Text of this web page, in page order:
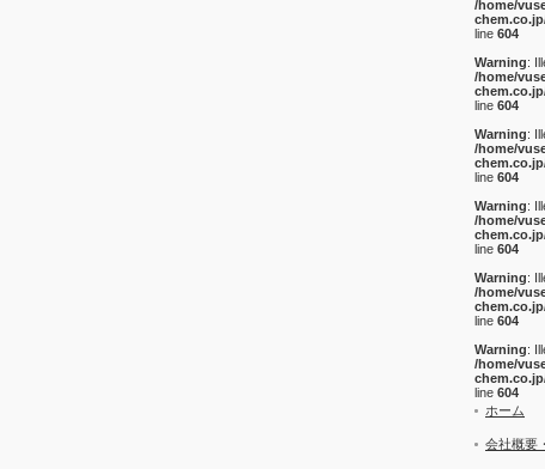
/home/
line 604
Warning:
/home/
line 604
Warning:
/home/
line 604
Warning:
/home/
line 604
Warning:
/home/
line 604
Warning:
/home/
line 604
ホーム
会社概要